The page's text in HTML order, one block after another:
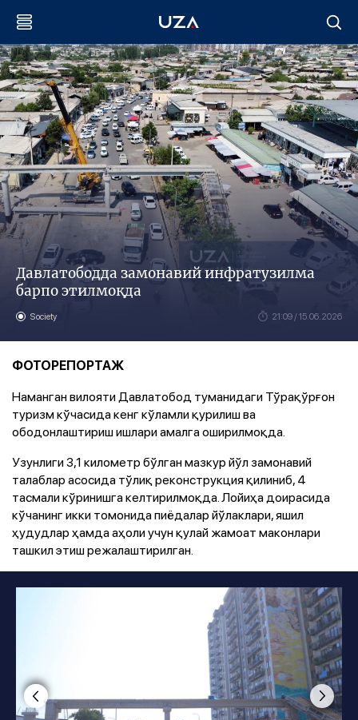
Давлатободда замонавий инфратузилма
барпо этилмоқда
Society 21:09 / 15.06.2026
ФОТОРЕПОРТАЖ
Наманган вилояти Давлатобод туманидаги Тўрақўрғон
туризм кўчасида кенг кўламли қурилиш ва
ободонлаштириш ишлари амалга оширилмоқда.
Узунлиги 3,1 километр бўлган мазкур йўл замонавий
талаблар асосида тўлиқ реконструкция қилиниб, 4
тасмали кўринишга келтирилмоқда. Лойиҳа доирасида
кўчанинг икки томонида пиёдалар йўлаклари, яшил
ҳудудлар ҳамда аҳоли учун қулай жамоат маконлари
ташкил этиш режалаштирилган.